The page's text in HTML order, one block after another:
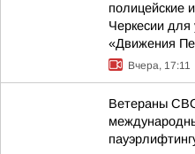
полицейские
Черкесии
«Движения
Вчера, 17:11
Ветераны